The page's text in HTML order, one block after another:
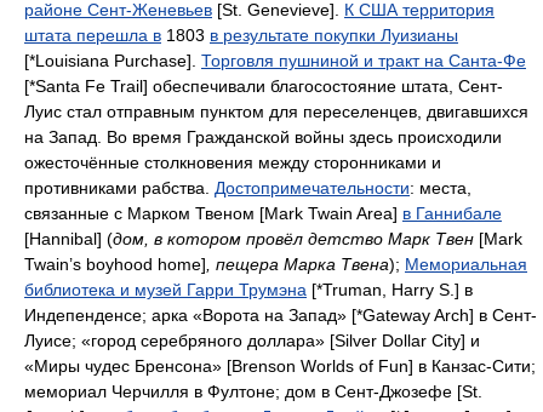
районе Сент-Женевьев [St. Genevieve]. К США территория
штата перешла в 1803 в результате покупки Луизианы
[*Louisiana Purchase]. Торговля пушниной и тракт на Санта-Фе
[*Santa Fe Trail] обеспечивали благосостояние штата, Сент-
Луис стал отправным пунктом для переселенцев, двигавшихся
на Запад. Во время Гражданской войны здесь происходили
ожесточённые столкновения между сторонниками и
противниками рабства
Достопримечательности: места,
связанные с Марком Твеном [Mark Twain Area] в Ганнибале
[Hannibal] (дом, в котором провёл детство Марк Твен [Mark
Twain’s boyhood home] , пещера Марка Твена); Мемориальная
библиотека и музей Гарри Трумэна [*Truman, Harry S.] в
Индепенденсе; арка «Ворота на Запад» [*Gateway Arch] в Сент-
Луисе; «город серебряного доллара» [Silver Dollar City] и
«Миры чудес Бренсона» [Brenson Worlds of Fun] в Канзас-Сити;
мемориал Черчилля в Фултоне; дом в Сент-Джозефе [St.